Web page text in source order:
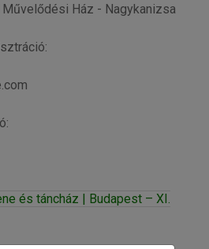
Ház - Nagykanizsa
és táncház | Budapest – XI.